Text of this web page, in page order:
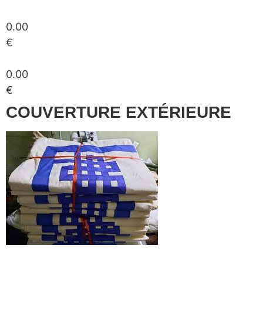
0.00
€
0.00
€
COUVERTURE EXTÉRIEURE